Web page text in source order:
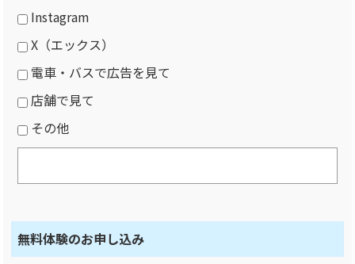
Instagram
X（エックス）
電車・バスで広告を見て
店舗で見て
その他
無料体験のお申し込み